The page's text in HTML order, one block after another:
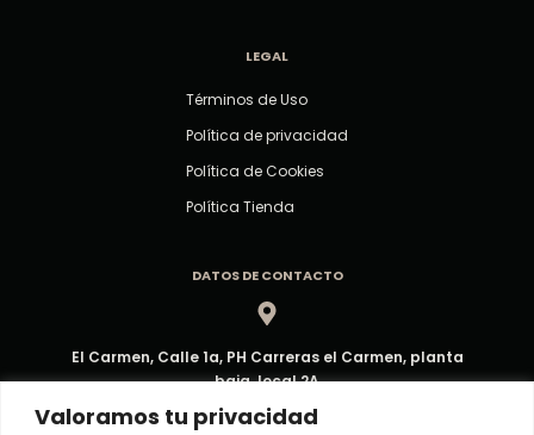
Valoramos tu privacidad
LEGAL
Términos de Uso
Política de privacidad
Política de Cookies
Política Tienda
DATOS DE CONTACTO
El Carmen, Calle 1a, PH Carreras el Carmen, planta
baja, local 2A
Dirección